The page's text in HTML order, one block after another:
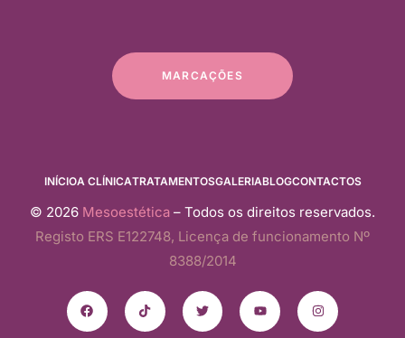
MARCAÇÕES
INÍCIOA CLÍNICATRATAMENTOSGALERIABLOGCONTACTOS
© 2026 Mesoestética – Todos os direitos reservados.
Registo ERS E122748, Licença de funcionamento Nº
8388/2014